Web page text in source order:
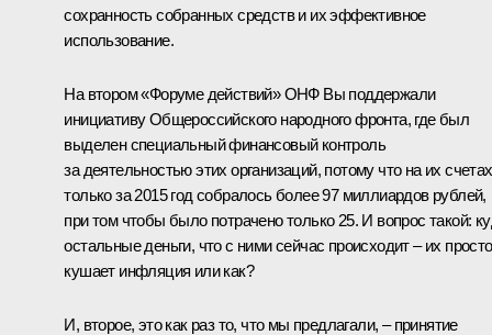
сохранность собранных средств и их эффективное
использование.
На втором «Форуме действий» ОНФ Вы поддержали
инициативу Общероссийского народного фронта, где был
выделен специальный финансовый контроль
за деятельностью этих организаций, потому что на их счетах
только за 2015 год собралось более 97 миллиардов рублей,
при том чтобы было потрачено только 25. И вопрос такой:
остальные деньги, что с ними сейчас происходит – их просто
кушает инфляция или как?
И, второе, это как раз то, что мы предлагали, – принятие